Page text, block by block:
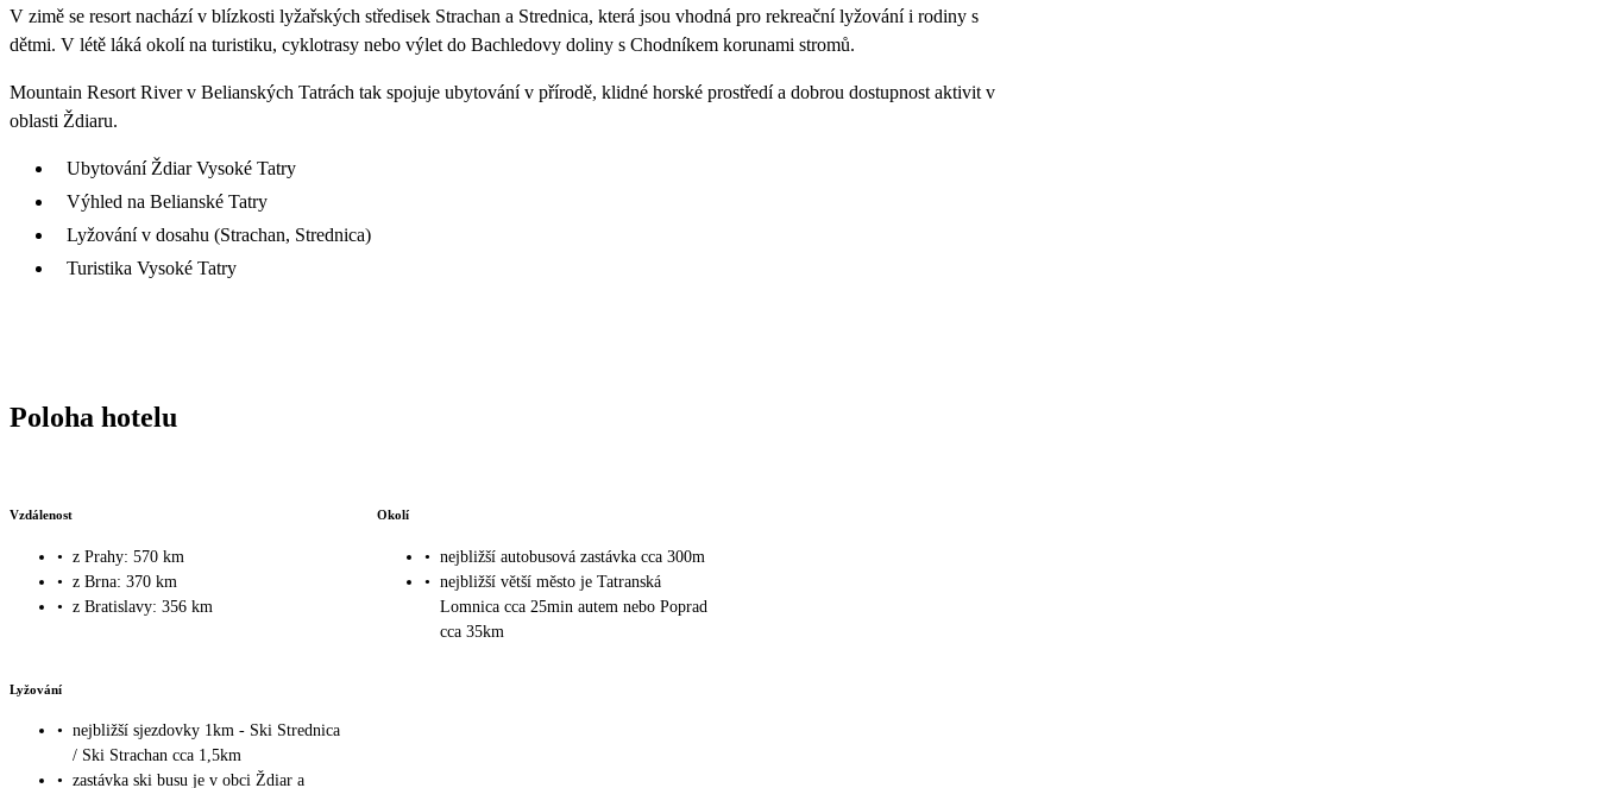
V zimě se resort nachází v blízkosti lyžařských středisek Strachan a Strednica, která jsou vhodná pro rekreační lyžování i rodiny s
dětmi. V létě láká okolí na turistiku, cyklotrasy nebo výlet do Bachledovy doliny s Chodníkem korunami stromů.
Mountain Resort River v Belianských Tatrách tak spojuje ubytování v přírodě, klidné horské prostředí a dobrou dostupnost aktivit v
oblasti Ždiaru.
Ubytování Ždiar Vysoké Tatry
Výhled na Belianské Tatry
Lyžování v dosahu (Strachan, Strednica)
Turistika Vysoké Tatry
Poloha hotelu
Vzdálenost
• z Prahy: 570 km
• z Brna: 370 km
• z Bratislavy: 356 km
Okolí
• nejbližší autobusová zastávka cca 300m
• nejbližší větší město je Tatranská
Lomnica cca 25min autem nebo Poprad
cca 35km
Lyžování
• nejbližší sjezdovky 1km - Ski Strednica
/ Ski Strachan cca 1,5km
• zastávka ski busu je v obci Ždiar a